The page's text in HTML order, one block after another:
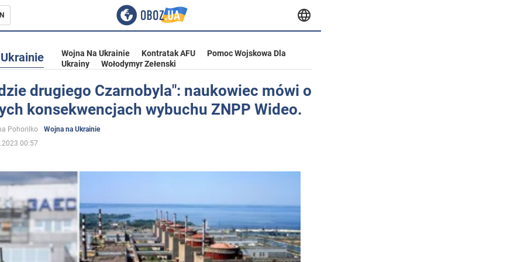
Ukrainie
Wojna Na Ukrainie Kontratak AFU
Pomoc Wojskowa Dla
Ukrainy
Wołodymyr Zełenski
drugiego Czarnobyla": naukowiec mówi o
konsekwencjach wybuchu ZNPP Wideo.
Pohorilko
Wojna na Ukrainie
00:57